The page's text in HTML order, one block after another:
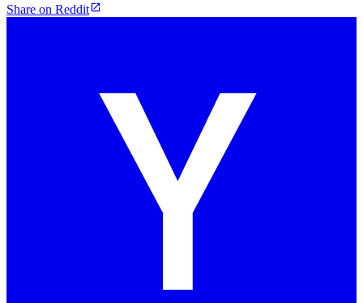
Share on Reddit